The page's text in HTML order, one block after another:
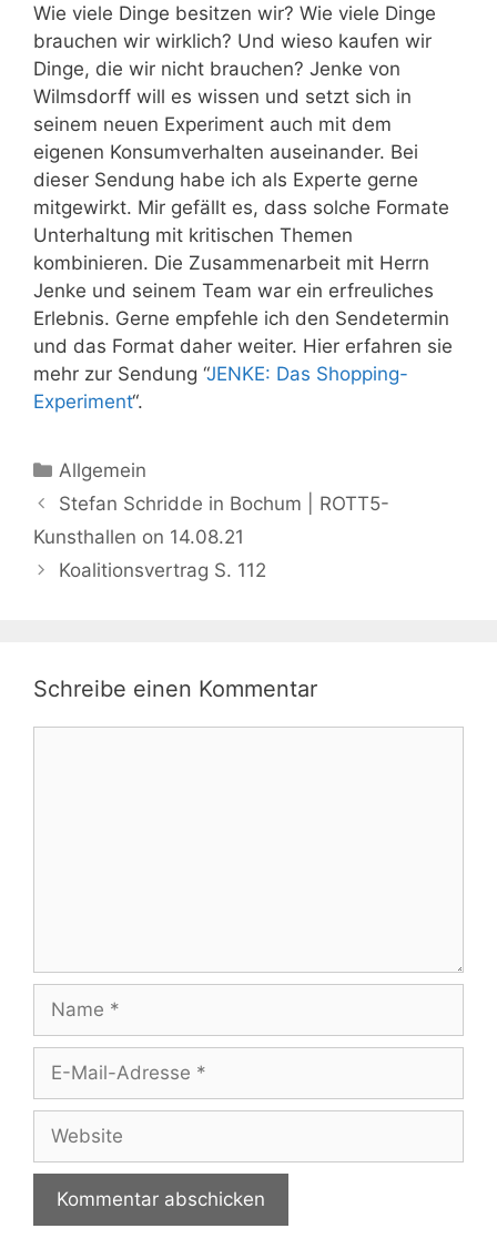
Wie viele Dinge besitzen wir? Wie viele Dinge
brauchen wir wirklich? Und wieso kaufen wir
Dinge, die wir nicht brauchen? Jenke von
Wilmsdorff will es wissen und setzt sich in
seinem neuen Experiment auch mit dem
eigenen Konsumverhalten auseinander. Bei
dieser Sendung habe ich als Experte gerne
mitgewirkt. Mir gefällt es, dass solche Formate
Unterhaltung mit kritischen Themen
kombinieren. Die Zusammenarbeit mit Herrn
Jenke und seinem Team war ein erfreuliches
Erlebnis. Gerne empfehle ich den Sendetermin
und das Format daher weiter. Hier erfahren sie
mehr zur Sendung “JENKE: Das Shopping-
Experiment“.
Kategorien
Allgemein
Stefan Schridde in Bochum | ROTT5-
Kunsthallen on 14.08.21
Koalitionsvertrag S. 112
Schreibe einen Kommentar
Mail-
Adresse